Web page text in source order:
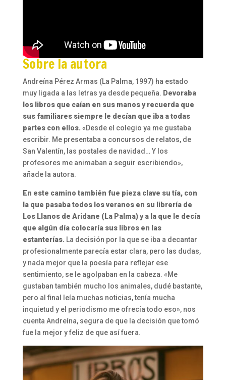
Sobre la autora
Andreína Pérez Armas (La Palma, 1997) ha estado
muy ligada a las letras ya desde pequeña. Devoraba
los libros que caían en sus manos y recuerda que
sus familiares siempre le decían que iba a todas
partes con ellos. «Desde el colegio ya me gustaba
escribir. Me presentaba a concursos de relatos, de
San Valentín, las postales de navidad… Y los
profesores me animaban a seguir escribiendo»,
añade la autora.
En este camino también fue pieza clave su tía, con
la que pasaba todos los veranos en su librería de
Los Llanos de Aridane (La Palma) y a la que le decía
que algún día colocaría sus libros en las
estanterías. La decisión por la que se iba a decantar
profesionalmente parecía estar clara, pero las dudas,
y nada mejor que la poesía para reflejar ese
sentimiento, se le agolpaban en la cabeza. «Me
gustaban también mucho los animales, dudé bastante,
pero al final leía muchas noticias, tenía mucha
inquietud y el periodismo me ofrecía todo eso», nos
cuenta Andreína, segura de que la decisión que tomó
fue la mejor y feliz de que así fuera.